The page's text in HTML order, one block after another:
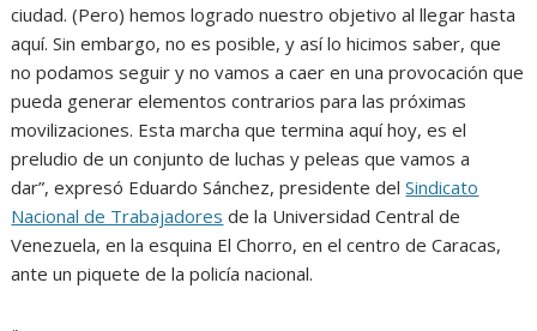
ciudad. (Pero) hemos logrado nuestro objetivo al llegar hasta
aquí. Sin embargo, no es posible, y así lo hicimos saber, que
no podamos seguir y no vamos a caer en una provocación que
pueda generar elementos contrarios para las próximas
movilizaciones. Esta marcha que termina aquí hoy, es el
preludio de un conjunto de luchas y peleas que vamos a
dar”, expresó Eduardo Sánchez, presidente delSindicato
Nacional de Trabajadores de la Universidad Central de
Venezuela, en la esquina El Chorro, en el centro de Caracas,
ante un piquete de la policía nacional.